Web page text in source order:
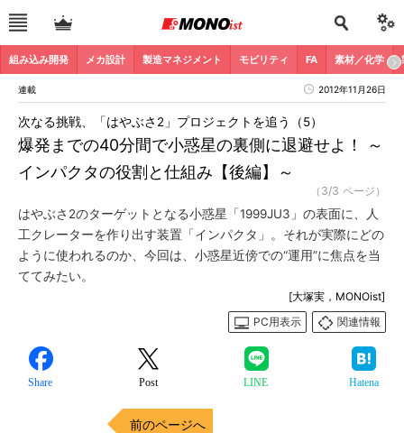
組み込み開発 メカ設計 製造マネジメント モビリティ FA 素材／化学
連載 2012年11月26日
爆発までの40分間で小惑星の裏側に退避せよ！ ～
インパクタの役割と仕組み【後編】～
次なる挑戦、「はやぶさ2」プロジェクトを追う（5）
（3/3 ページ）
はやぶさ2のターゲットとなる小惑星「1999JU3」の表面に、人
工クレーターを作り出す装置「インパクタ」。それが実際にどの
ように使われるのか、今回は、小惑星近傍での“運用”に焦点を当
ててみたい。
[大塚実，MONOist]
PC用表示
関連情報
Share Post LINE Hatena
前のページへ